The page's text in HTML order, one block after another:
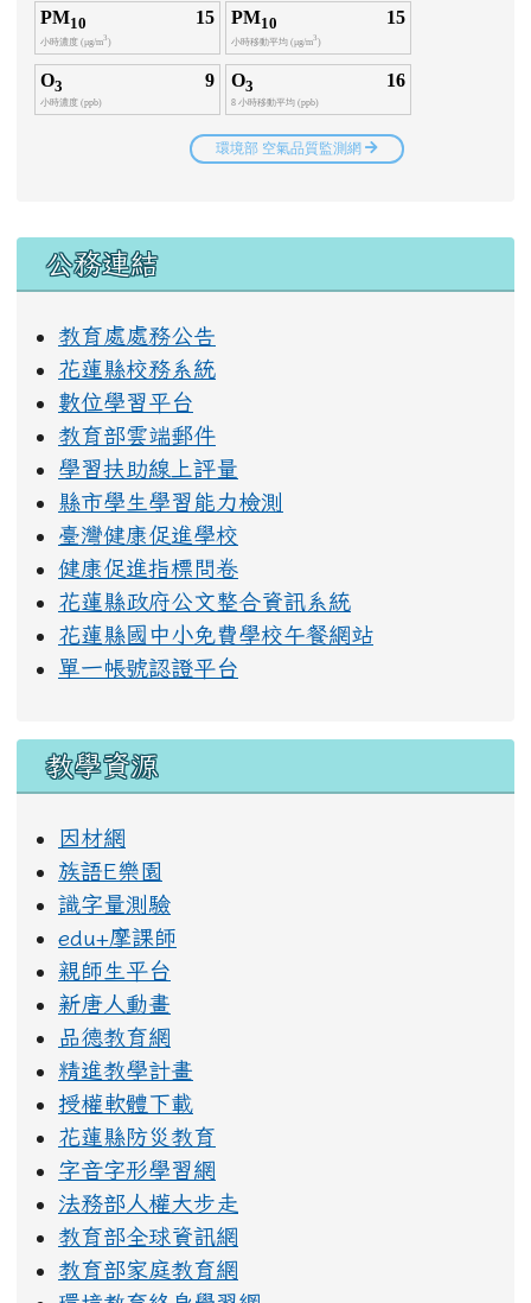
右邊區域內容
公務連結
教育處處務公告
花蓮縣校務系統
數位學習平台
教育部雲端郵件
學習扶助線上評量
縣市學生學習能力檢測
臺灣健康促進學校
健康促進指標問卷
花蓮縣政府公文整合資訊系統
花蓮縣國中小免費學校午餐網站
單一帳號認證平台
教學資源
因材網
族語E樂園
識字量測驗
edu+摩課師
親師生平台
新唐人動畫
品德教育網
精進教學計畫
授權軟體下載
花蓮縣防災教育
字音字形學習網
法務部人權大步走
教育部全球資訊網
教育部家庭教育網